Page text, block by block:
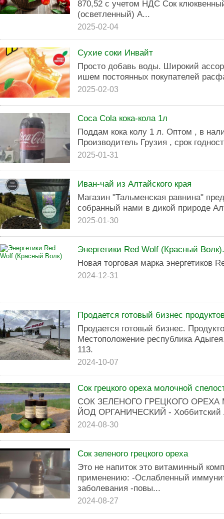
870,52 с учетом НДС Сок
(осветленный) А...
2025-02-04
Сухие соки Инвайт
Просто добавь воды. Широкий
ишем постоянных покупателей
2025-02-03
Coca Cola кока-кола 1л
Поддам кока колу 1 л. Оптом , в
Производитель Грузия , срок
2025-01-31
Иван-чай из Алтайского края
Магазин "Тальменская равнина"
собранный нами в дикой природе
2025-01-30
Энергетики Red Wolf (Красный Волк).
Новая торговая марка энергетиков
2024-12-31
Продается готовый бизнес
Продается готовый бизнес.
Местоположение республика
113.
2024-10-07
Сок грецкого ореха молочной
СОК ЗЕЛЕНОГО ГРЕЦКОГО
ЙОД ОРГАНИЧЕСКИЙ - Хоббитский
2024-08-30
Сок зеленого грецкого ореха
Это не напиток это витаминный
применению: -Ослабленный
заболевания -повы...
2024-08-27